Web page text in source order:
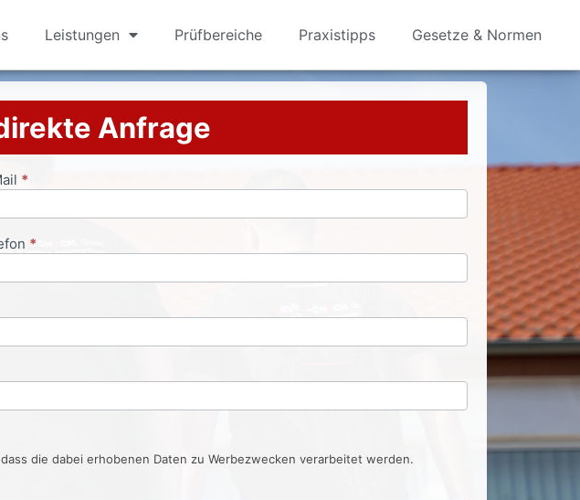
Leistungen Prüfbereiche Praxistipps Gesetze & Normen
Anfrage
*
*
die dabei erhobenen Daten zu Werbezwecken verarbeitet werden.